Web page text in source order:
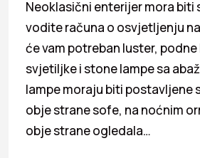
Neoklasični enterijer mora biti
vodite računa o osvjetljenju
će vam potreban luster,
svjetiljke i stone lampe sa
lampe moraju biti postavljene
obje strane sofe, na noćnim
obje strane ogledala…